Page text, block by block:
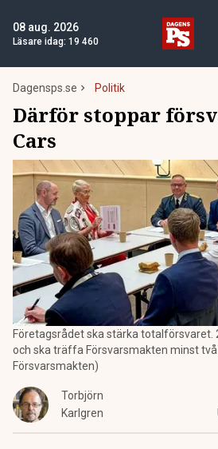
08 aug. 2026
Läsare idag: 19 460
Dagensps.se Politik
Därför stoppar
Cars
Företagsrådet ska stärka
och ska träffa Försvarsmakten minst
Försvarsmakten)
Torbjörn
Karlgren